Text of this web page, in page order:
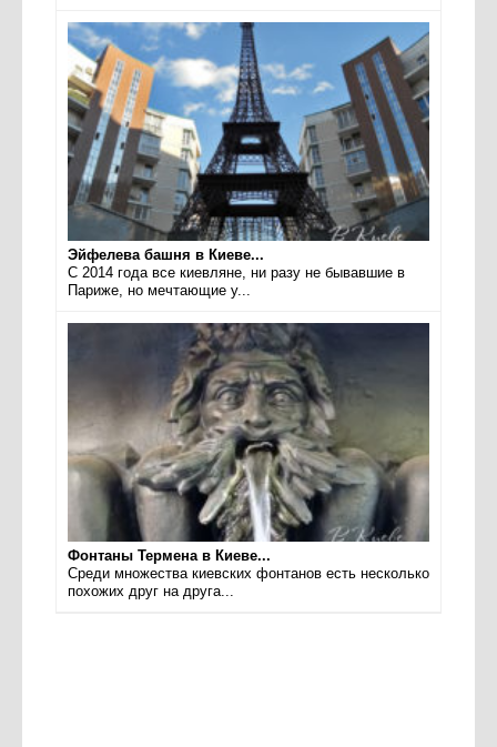
Эйфелева башня в Киеве...
С 2014 года все киевляне, ни разу не бывавшие в
Париже, но мечтающие у...
Фонтаны Термена в Киеве...
Среди множества киевских фонтанов есть несколько
похожих друг на друга...